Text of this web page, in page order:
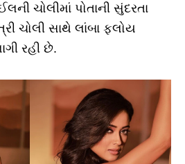
ચોલીમાં પોતાની સુંદરતા
ચોલી સાથે લાંબા ફ્લોય
રહી છે.